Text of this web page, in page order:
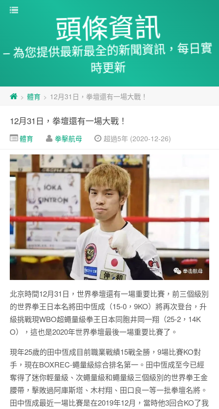
頭條資訊
– 為您提供最新最全的新聞資訊，每日實
時更新
> 體育 > 12月31日，拳壇還有一場大戰！
12月31日，拳壇還有一場大戰！
體育 拳擊航母 超過5年 (2020-12-26)
北京時間12月31日，世界拳壇還有一場重要比賽，前三個級別
的世界拳王日本名將田中恆成（15-0，9KO）將再次登台，升
級挑戰現WBO超蠅量級拳王日本同胞井岡一翔（25-2，14K
O），這也是2020年世界拳壇最後一場重要比賽了。
現年25歲的田中恆成目前職業戰績15戰全勝，9場比賽KO對
手，現在BOXREC-蠅量級綜合排名第一。田中恆成至今已經
奪得了迷你輕量級、次蠅量級和蠅量級三個級別的世界拳王金
腰帶，擊敗過阿庫斯塔、木村翔、田口良一等一批拳壇名將。
田中恆成最近一場比賽是在2019年12月，當時他3回合KO了我